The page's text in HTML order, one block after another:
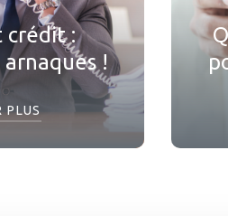
crédit :
!
PLUS